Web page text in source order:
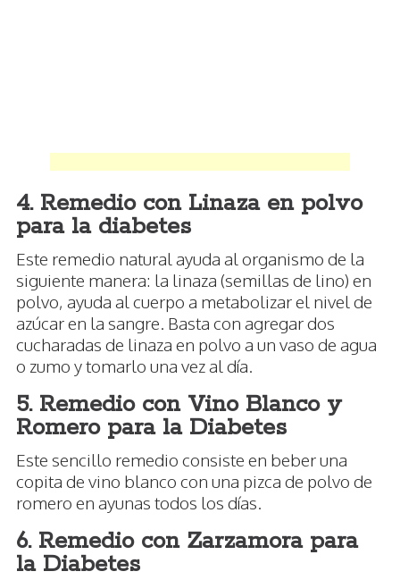
4. Remedio con Linaza en polvo
para la diabetes
Este remedio natural ayuda al organismo de la
siguiente manera: la linaza (semillas de lino) en
polvo, ayuda al cuerpo a metabolizar el nivel de
azúcar en la sangre. Basta con agregar dos
cucharadas de linaza en polvo a un vaso de agua
o zumo y tomarlo una vez al día.
5. Remedio con Vino Blanco y
Romero para la Diabetes
Este sencillo remedio consiste en beber una
copita de vino blanco con una pizca de polvo de
romero en ayunas todos los días.
6. Remedio con Zarzamora para
la Diabetes